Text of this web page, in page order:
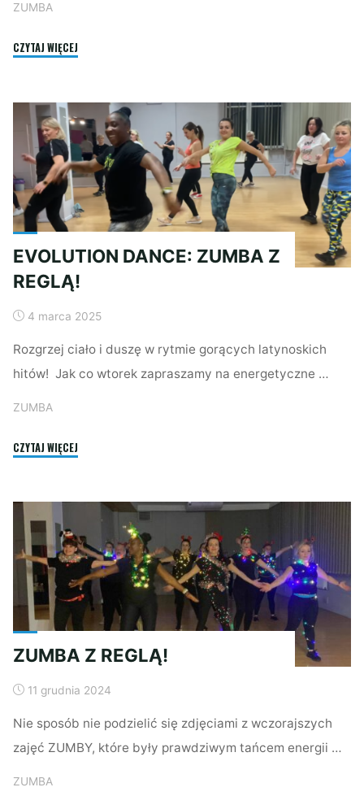
ZUMBA
CZYTAJ WIĘCEJ
EVOLUTION DANCE: ZUMBA Z
REGLĄ!
4 marca 2025
Rozgrzej ciało i duszę w rytmie gorących latynoskich
hitów! Jak co wtorek zapraszamy na energetyczne …
ZUMBA
CZYTAJ WIĘCEJ
ZUMBA Z REGLĄ!
11 grudnia 2024
Nie sposób nie podzielić się zdjęciami z wczorajszych
zajęć ZUMBY, które były prawdziwym tańcem energii …
ZUMBA